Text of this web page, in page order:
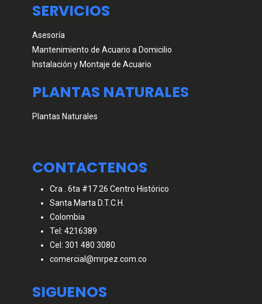
SERVICIOS
Asesoría
Mantenimiento de Acuario a Domicilio
Instalación y Montaje de Acuario
PLANTAS NATURALES
Plantas Naturales
CONTACTENOS
Cra . 6ta #17 26 Centro Histórico
Santa Marta D.T.C.H.
Colombia
Tel: 4216389
Cel: 301 480 3080
comercial@mrpez.com.co
SIGUENOS